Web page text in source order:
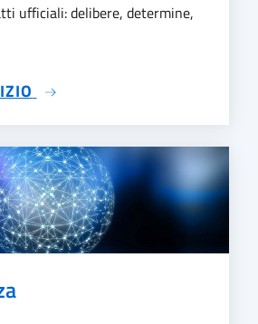
ufficiali: delibere, determine,
SU ATTI